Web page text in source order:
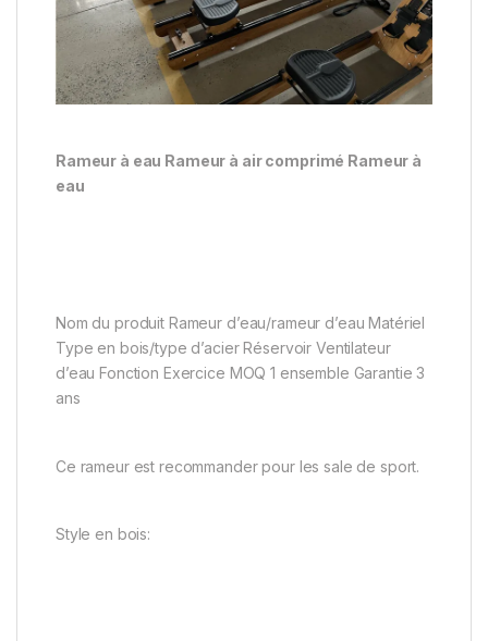
Rameur à eau Rameur à air comprimé Rameur à
eau
Nom du produit Rameur d’eau/rameur d’eau Matériel
Type en bois/type d’acier Réservoir Ventilateur
d’eau Fonction Exercice MOQ 1 ensemble Garantie 3
ans
Ce rameur est recommander pour les sale de sport.
Style en bois: